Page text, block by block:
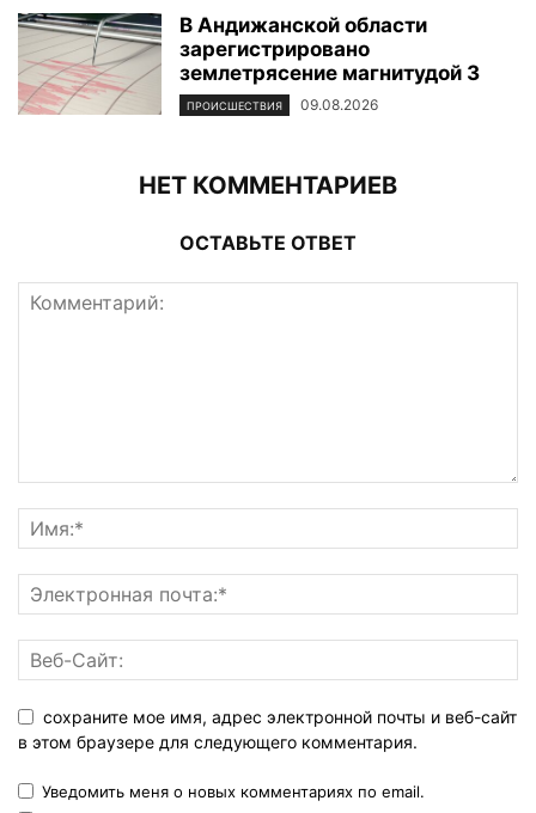
В Андижанской области
зарегистрировано
землетрясение магнитудой 3
ПРОИСШЕСТВИЯ 09.08.2026
НЕТ КОММЕНТАРИЕВ
ОСТАВЬТЕ ОТВЕТ
сохраните мое имя, адрес электронной почты и веб-сайт
в этом браузере для следующего комментария.
Уведомить меня о новых комментариях по email.